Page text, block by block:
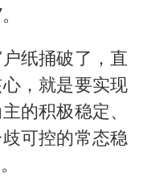
纸捅破了，直
，就是要实现
的积极稳定、
可控的常态稳